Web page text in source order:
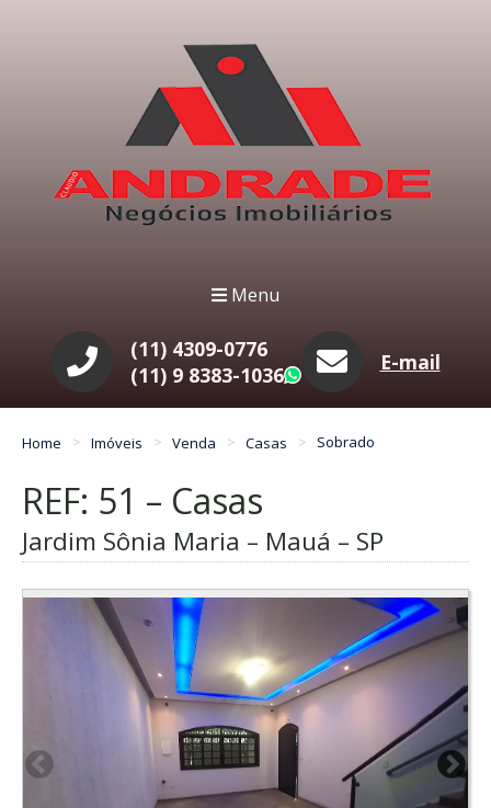
Menu
(11) 4309-0776
(11) 9 8383-1036
WhatsApp
E-mail
Home Imóveis Venda Casas Sobrado
REF: 51 – Casas
Jardim Sônia Maria – Mauá – SP